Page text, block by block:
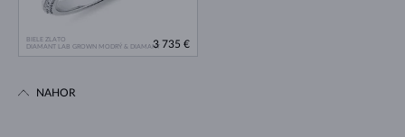
BIELE ZLATO
DIAMANT LAB GROWN MODRÝ & DIAMANT3 735 €
NAHOR